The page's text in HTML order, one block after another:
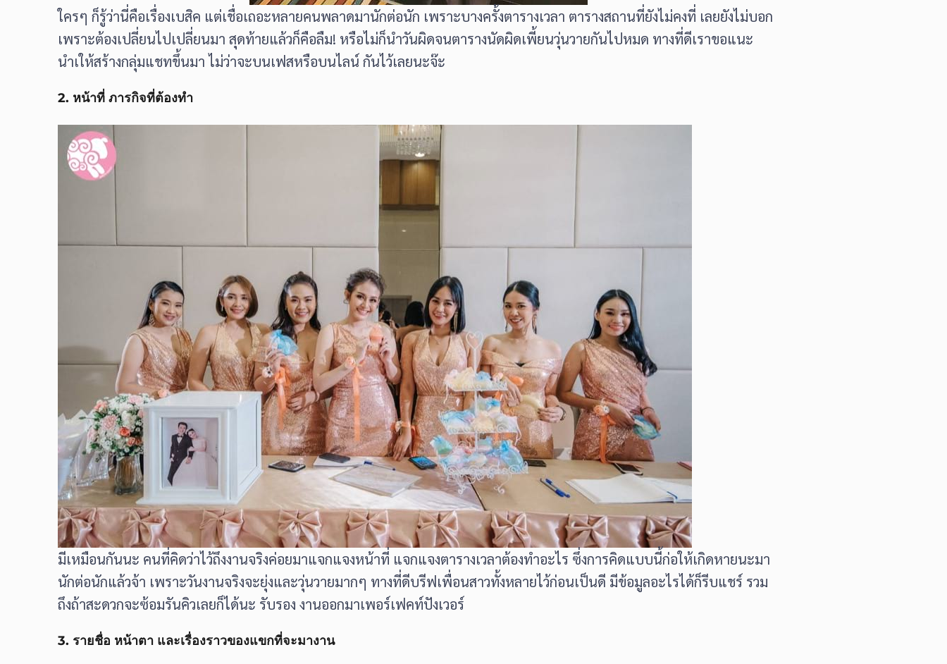
ใครๆ ก็รู้ว่านี่คือเรื่องเบสิค แต่เชื่อเถอะหลายคนพลาดมานักต่อนัก เพราะบางครั้งตารางเวลา ตารางสถานที่ยังไม่คงที่ เลยยังไม่บอก
เพราะต้องเปลี่ยนไปเปลี่ยนมา สุดท้ายแล้วก็คือลืม! หรือไม่ก็นำวันผิดจนตารางนัดผิดเพี้ยนวุ่นวายกันไปหมด ทางที่ดีเราขอแนะ
นำเให้สร้างกลุ่มแชทขึ้นมา ไม่ว่าจะบนเฟสหรือบนไลน์ กันไว้เลยนะจ๊ะ
2. หน้าที่ ภารกิจที่ต้องทำ
มีเหมือนกันนะ คนที่คิดว่าไว้ถึงงานจริงค่อยมาแจกแจงหน้าที่ แจกแจงตารางเวลาต้องทำอะไร ซึ่งการคิดแบบนี้ก่อให้เกิดหายนะมา
นักต่อนักแล้วจ้า เพราะวันงานจริงจะยุ่งและวุ่นวายมากๆ ทางที่ดีบรีฟเพื่อนสาวทั้งหลายไว้ก่อนเป็นดี มีข้อมูลอะไรได้ก็รีบแชร์ รวม
ถึงถ้าสะดวกจะซ้อมรันคิวเลยก็ได้นะ รับรอง งานออกมาเพอร์เฟคท์ปังเวอร์
3. รายชื่อ หน้าตา และเรื่องราวของแขกที่จะมางาน